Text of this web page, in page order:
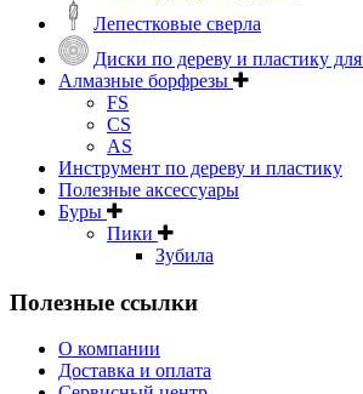
Лепестковые сверла
Диски по дереву и пластику
Алмазные борфрезы
FS
CS
AS
Инструмент по дереву и пластику
Полезные аксессуары
Буры
Пики
Зубила
Полезные ссылки
О компании
Доставка и оплата